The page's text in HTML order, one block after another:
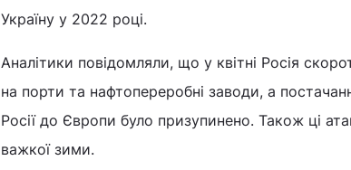
Україну у 2022 році.
Аналітики повідомляли, що у квітні Росія
на порти та нафтопереробні заводи, а
Росії до Європи було призупинено. Також ці
важкої зими.